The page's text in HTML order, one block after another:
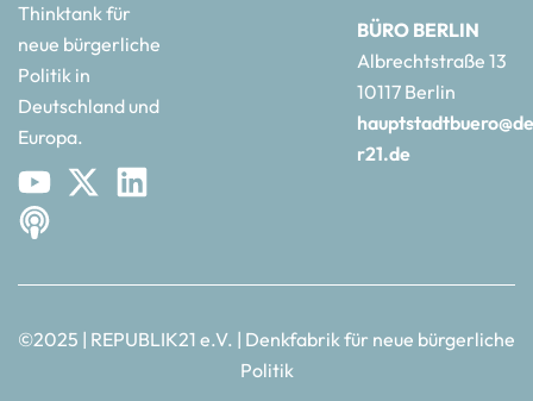
Thinktank für
neue bürgerliche
Politik in
Deutschland und
Europa.
BÜRO BERLIN
Albrechtstraße 13
10117 Berlin
r21.de
©2025 | REPUBLIK21 e.V. | Denkfabrik für neue bürgerliche
Politik